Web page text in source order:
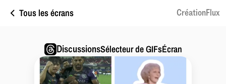
Tous les écrans CréationFlux
DiscussionsSélecteur de GIFsÉcran